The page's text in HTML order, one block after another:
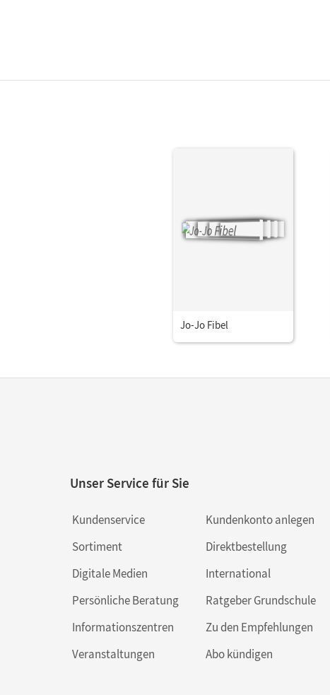
Jo-Jo Fibel
Unser Service für Sie
Kundenservice
Sortiment
Digitale Medien
Persönliche Beratung
Informationszentren
Veranstaltungen
Kundenkonto anlegen
Direktbestellung
International
Ratgeber Grundschule
Zu den Empfehlungen
Abo kündigen